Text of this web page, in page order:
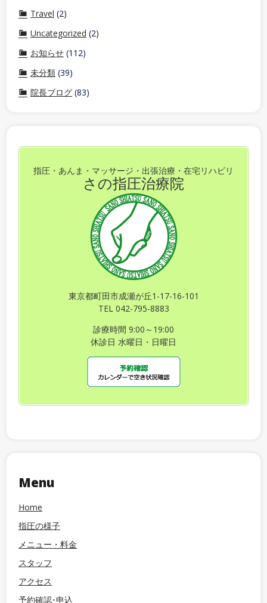
Travel (2)
Uncategorized (2)
お知らせ (112)
未分類 (39)
院長ブログ (83)
指圧・あんま・マッサージ・出張治療・在宅リハビリ
さの指圧治療院
東京都町田市成瀬が丘1-17-16-101
TEL 042-795-8883
診療時間 9:00～19:00
休診日 水曜日・日曜日
Menu
Home
指圧の様子
メニュー・料金
スタッフ
アクセス
予約確認･申込